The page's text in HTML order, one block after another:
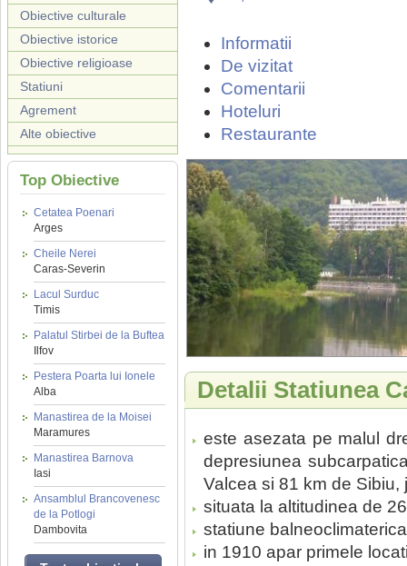
Obiective culturale
Obiective istorice
Obiective religioase
Statiuni
Agrement
Alte obiective
Top Obiective
Cetatea Poenari
Arges
Cheile Nerei
Caras-Severin
Lacul Surduc
Timis
Palatul Stirbei de la Buftea
Ilfov
Pestera Poarta lui Ionele
Alba
Manastirea de la Moisei
Maramures
Manastirea Barnova
Iasi
Ansamblul Brancovenesc
de la Potlogi
Dambovita
Informatii
De vizitat
Comentarii
Hoteluri
Restaurante
Detalii Statiunea
este asezata pe malul
depresiunea
Valcea si 81 km de Sibiu,
situata la altitudinea de
statiune
in 1910 apar primele